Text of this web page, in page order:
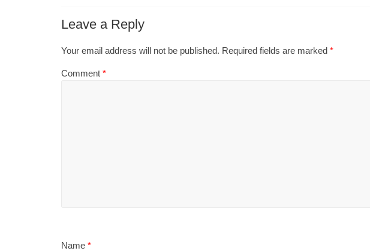
Leave a Reply
Your email address will not be published. Required fields are marked *
Comment *
Name *